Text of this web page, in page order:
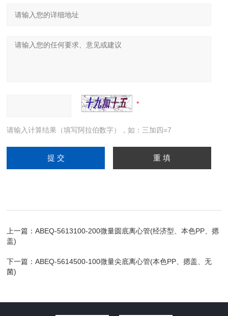
请输入计算结果（填写阿拉伯数字），如：三加四=7
上一篇：ABEQ-5613100-200微量圆底离心管(经济型、本色PP、摁
盖)
下一篇：ABEQ-5614500-100微量尖底离心管(本色PP、摁盖、无
菌)